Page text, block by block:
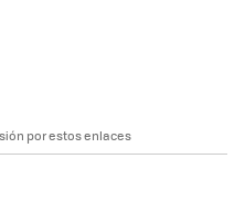
por estos enlaces